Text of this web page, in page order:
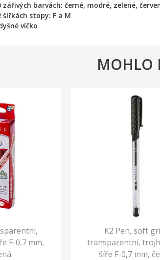
barvách: černé, modré, zelené,
stopy: F a M
víčko
MOHLO
F-0,7 mm,
K2 Pen, soft
transparentní,
šíře F-0,7 mm,